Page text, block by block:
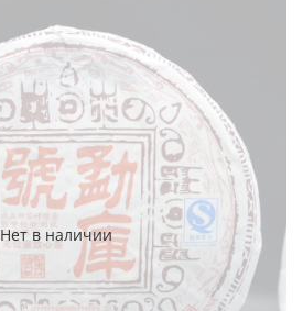
Нет в наличии